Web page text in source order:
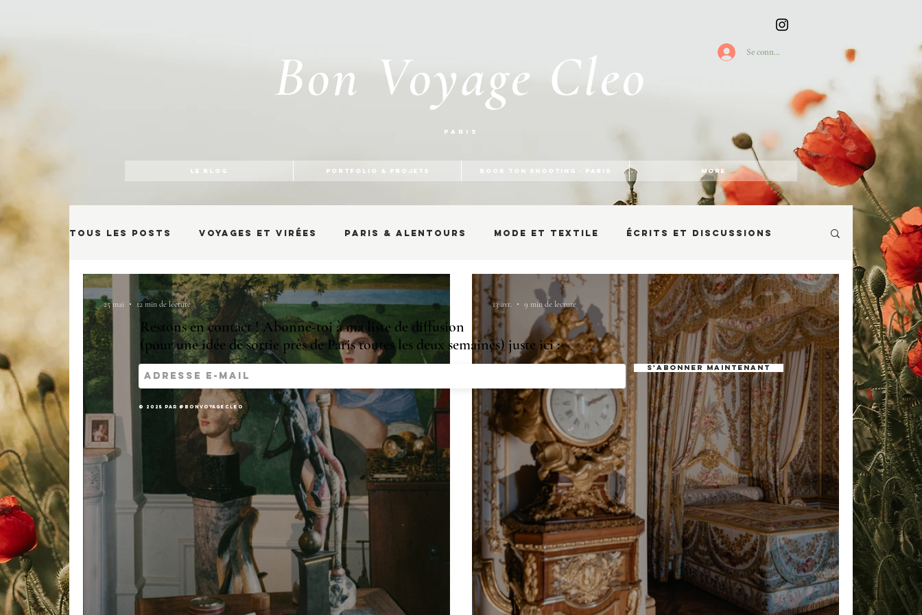
Bon Voyage Cleo Se connecter
Paris
LE BLOG PORTFOLIO & PROJETS BOOK TON SHOOTING - PARIS More
Tous les posts Voyages et virées Paris & alentours Mode et textile Écrits et discussions
25 mai 12 min de lecture 13 avr. 9 min de lecture
Restons en contact ! Abonne-toi à ma liste de diffusion
(pour une idée de sortie près de Paris toutes les deux semaines) juste ici :
S'abonner maintenant
© 2025 par @bonvoyagecleo